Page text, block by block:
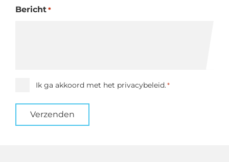
Bericht *
Instemming
Ik ga akkoord met het privacybeleid.*
Verzenden